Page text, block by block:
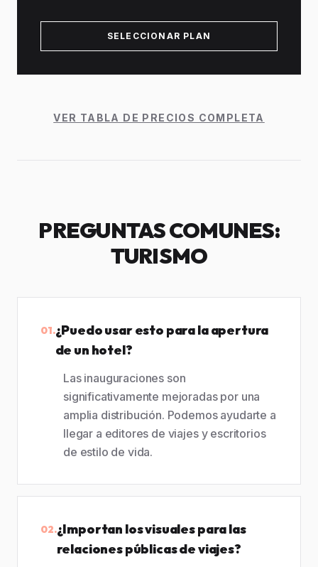
SELECCIONAR PLAN
VER TABLA DE PRECIOS COMPLETA
PREGUNTAS COMUNES:
TURISMO
01.¿Puedo usar esto para la apertura
de un hotel?
Las inauguraciones son
significativamente mejoradas por una
amplia distribución. Podemos ayudarte a
llegar a editores de viajes y escritorios
de estilo de vida.
02.¿Importan los visuales para las
relaciones públicas de viajes?